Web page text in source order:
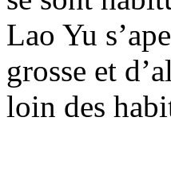
Lao Yu
grosse et
loin des